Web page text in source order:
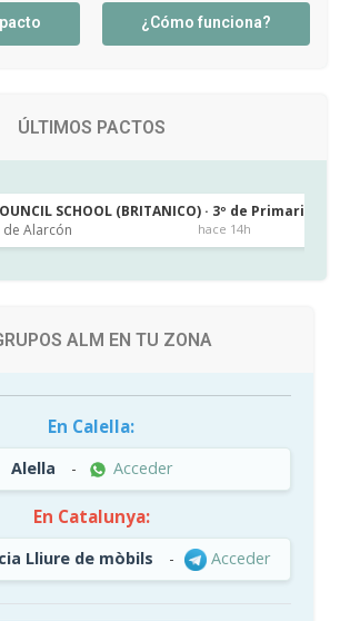
¿Cómo funciona?
ÚLTIMOS PACTOS
SCHOOL (BRITANICO) · 3º de Primaria
de Alarcón
hace 14h
ALM EN TU ZONA
En Calella:
Alella - Acceder
En Catalunya:
Lliure de mòbils - Acceder